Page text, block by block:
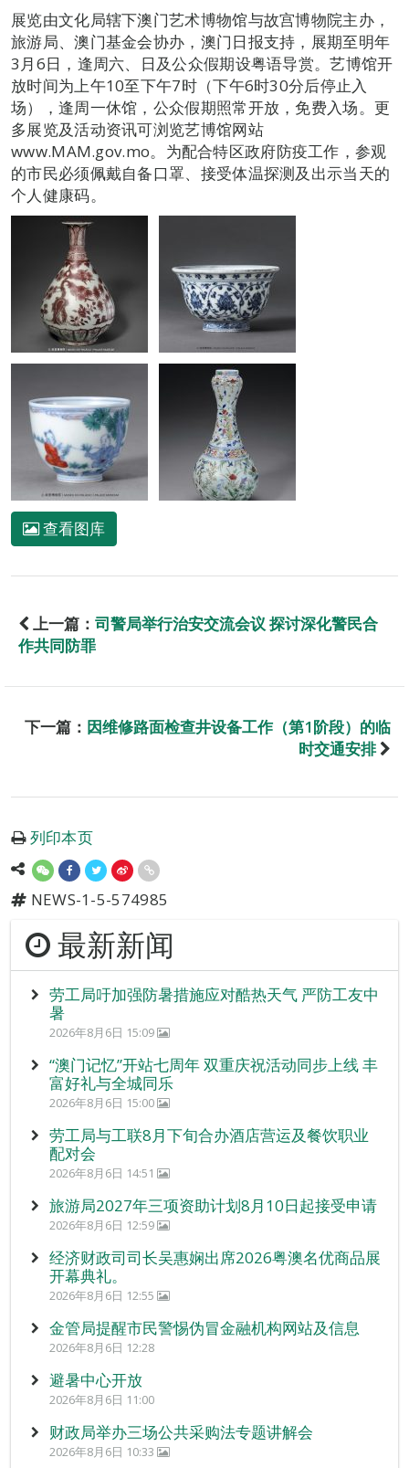
展览由文化局辖下澳门艺术博物馆与故宫博物院主办，
旅游局、澳门基金会协办，澳门日报支持，展期至明年
3月6日，逢周六、日及公众假期设粤语导赏。艺博馆开
放时间为上午10至下午7时（下午6时30分后停止入
场），逢周一休馆，公众假期照常开放，免费入场。更
多展览及活动资讯可浏览艺博馆网站
www.MAM.gov.mo。为配合特区政府防疫工作，参观
的市民必须佩戴自备口罩、接受体温探测及出示当天的
个人健康码。
查看图库
上一篇： 司警局举行治安交流会议 探讨深化警民合
作共同防罪
下一篇： 因维修路面检查井设备工作（第1阶段）的临
时交通安排
列印本页
NEWS-1-5-574985
最新新闻
劳工局吁加强防暑措施应对酷热天气 严防工友中
暑
2026年8月6日 15:09
“澳门记忆”开站七周年 双重庆祝活动同步上线 丰
富好礼与全城同乐
2026年8月6日 15:00
劳工局与工联8月下旬合办酒店营运及餐饮职业
配对会
2026年8月6日 14:51
旅游局2027年三项资助计划8月10日起接受申请
2026年8月6日 12:59
经济财政司司长吴惠娴出席2026粤澳名优商品展
开幕典礼。
2026年8月6日 12:55
金管局提醒市民警惕伪冒金融机构网站及信息
2026年8月6日 12:28
避暑中心开放
2026年8月6日 11:00
财政局举办三场公共采购法专题讲解会
2026年8月6日 10:33